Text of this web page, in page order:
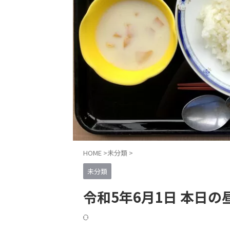
HOME >未分類 >
未分類
令和5年6月1日 本日の